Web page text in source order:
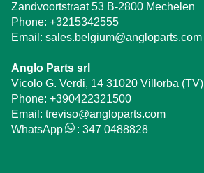
Zandvoortstraat 53 B-2800 Mechelen
Phone: +3215342555
Email: sales.belgium@angloparts.com
Anglo Parts srl
Vicolo G. Verdi, 14 31020 Villorba (TV)
Phone: +390422321500
Email: treviso@angloparts.com
WhatsApp
: 347 0488828